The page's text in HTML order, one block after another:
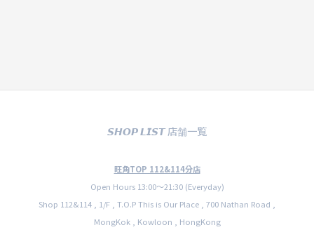
𝙎𝙃𝙊𝙋 𝙇𝙄𝙎𝙏 店舗一覧
旺角TOP 112&114分店
Open Hours 13:00〜21:30 (Everyday)
Shop 112&114 , 1/F , T.O.P This is Our Place , 700 Nathan Road ,
MongKok , Kowloon , HongKong